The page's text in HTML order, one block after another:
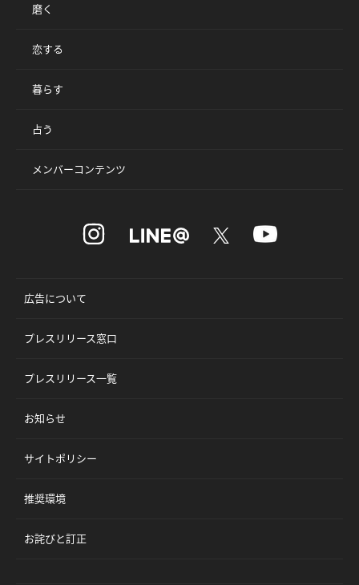
磨く
恋する
暮らす
占う
メンバーコンテンツ
広告について
プレスリリース窓口
プレスリリース一覧
お知らせ
サイトポリシー
推奨環境
お詫びと訂正